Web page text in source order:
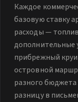
Каждое
базовую ставку
расходы —
дополнительные
прибрежный
островной
разного
разницу в